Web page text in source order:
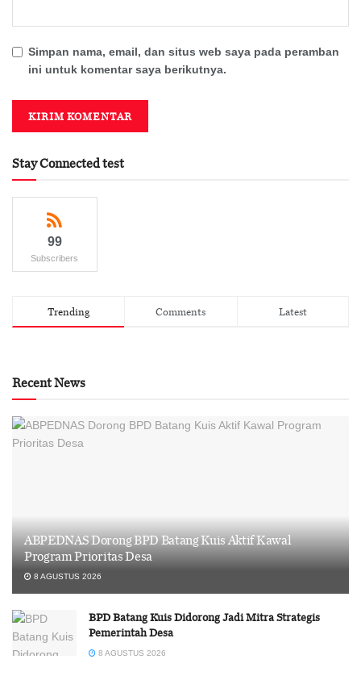
Simpan nama, email, dan situs web saya pada peramban
ini untuk komentar saya berikutnya.
Stay Connected test
99
Subscribers
Trending Comments Latest
Recent News
ABPEDNAS Dorong BPD Batang Kuis Aktif Kawal
Program Prioritas Desa
8 AGUSTUS 2026
BPD Batang Kuis Didorong Jadi Mitra Strategis
Pemerintah Desa
8 AGUSTUS 2026